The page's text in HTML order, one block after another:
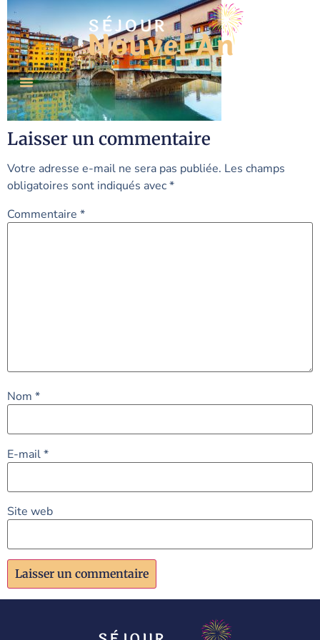
Laisser un commentaire
Votre adresse e-mail ne sera pas publiée. Les champs
obligatoires sont indiqués avec*
Commentaire *
Nom *
E-mail*
Site web